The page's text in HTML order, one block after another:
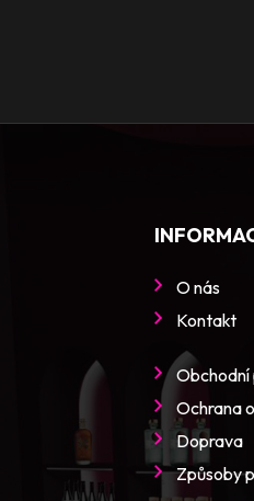
O nás
Kontakt
Obchodní
Ochrana
Doprava
Způsoby